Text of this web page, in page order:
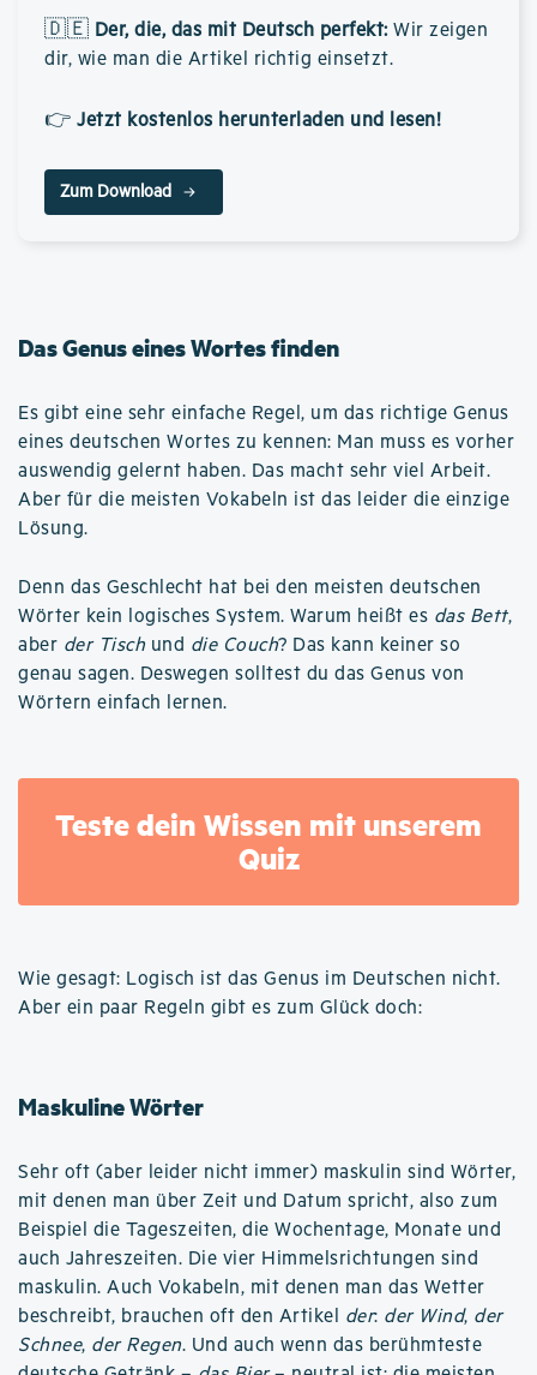
🇩🇪 Der, die, das mit Deutsch perfekt: Wir zeigen
dir, wie man die Artikel richtig einsetzt.
👉 Jetzt kostenlos herunterladen und lesen!
Zum Download
Das Genus eines Wortes finden
Es gibt eine sehr einfache Regel, um das richtige Genus
eines deutschen Wortes zu kennen: Man muss es vorher
auswendig gelernt haben. Das macht sehr viel Arbeit.
Aber für die meisten Vokabeln ist das leider die einzige
Lösung.
Denn das Geschlecht hat bei den meisten deutschen
Wörter kein logisches System. Warum heißt es das Bett,
aber der Tisch und die Couch? Das kann keiner so
genau sagen. Deswegen solltest du das Genus von
Wörtern einfach lernen.
Teste dein Wissen mit unserem
Quiz
Wie gesagt: Logisch ist das Genus im Deutschen nicht.
Aber ein paar Regeln gibt es zum Glück doch:
Maskuline Wörter
Sehr oft (aber leider nicht immer) maskulin sind Wörter,
mit denen man über Zeit und Datum spricht, also zum
Beispiel die Tageszeiten, die Wochentage, Monate und
auch Jahreszeiten. Die vier Himmelsrichtungen sind
maskulin. Auch Vokabeln, mit denen man das Wetter
beschreibt, brauchen oft den Artikel der: der Wind, der
Schnee, der Regen. Und auch wenn das berühmteste